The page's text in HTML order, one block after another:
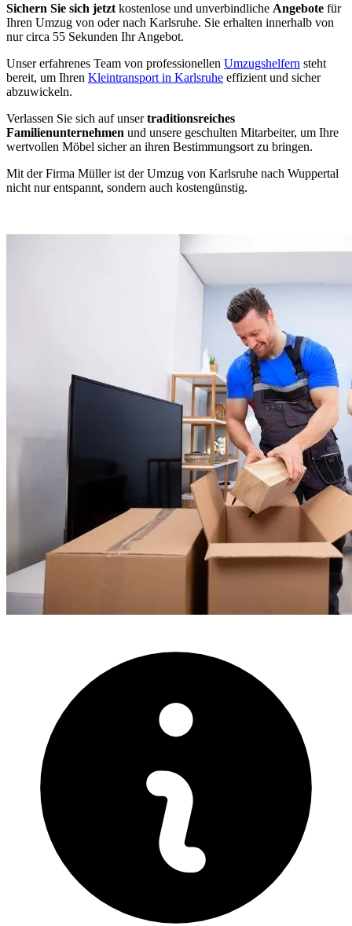
Sichern Sie sich jetzt kostenlose und unverbindliche Angebote für
Ihren Umzug von oder nach Karlsruhe. Sie erhalten innerhalb von
nur circa 55 Sekunden Ihr Angebot.
Unser erfahrenes Team von professionellen Umzugshelfern steht
bereit, um Ihren Kleintransport in Karlsruhe effizient und sicher
abzuwickeln.
Verlassen Sie sich auf unsertraditionsreiches
Familienunternehmen und unsere geschulten Mitarbeiter, um Ihre
wertvollen Möbel sicher an ihren Bestimmungsort zu bringen.
Mit der Firma Müller ist der Umzug von Karlsruhe nach Wuppertal
nicht nur entspannt, sondern auch kostengünstig.